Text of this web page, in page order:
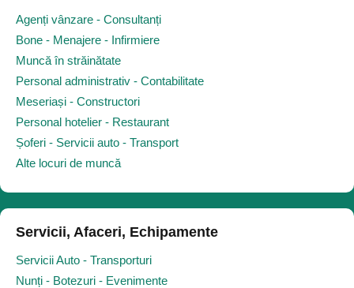
Agenți vânzare - Consultanți
Bone - Menajere - Infirmiere
Muncă în străinătate
Personal administrativ - Contabilitate
Meseriași - Constructori
Personal hotelier - Restaurant
Șoferi - Servicii auto - Transport
Alte locuri de muncă
Servicii, Afaceri, Echipamente
Servicii Auto - Transporturi
Nunți - Botezuri - Evenimente